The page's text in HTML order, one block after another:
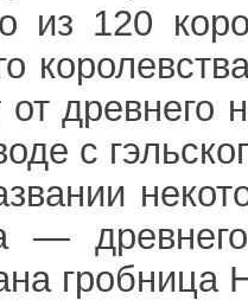
из 120
от
с
—
гробница